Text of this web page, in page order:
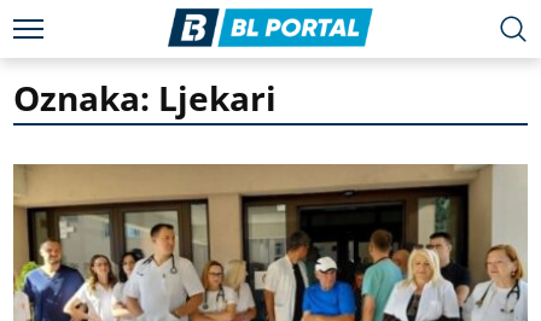
Oznaka: Ljekari